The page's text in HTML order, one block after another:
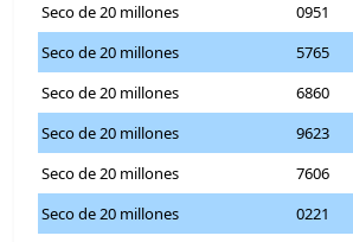
Seco de 20 millones
0951
Seco de 20 millones
5765
Seco de 20 millones
6860
Seco de 20 millones
9623
Seco de 20 millones
7606
Seco de 20 millones
0221